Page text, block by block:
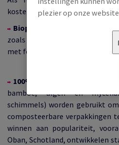
kosteneffectieve alternatieven
Bioplastics:
geproduceerd
zoals maïs- of rijstzetmeel en
met fossiele polymeren.
100% plantaardige
bamboe, algen en
schimmels) worden gebruikt
composteerbare verpakkingen
winnen aan populariteit,
Oban, Schotland, ontwikkelen
plezier op onze